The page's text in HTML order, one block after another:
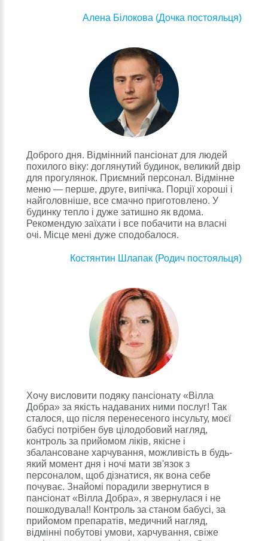
Алена Білокова (Дочка постояльця)
Доброго дня. Відмінний пансіонат для людей
похилого віку: доглянутий будинок, великий двір
для прогулянок. Приємний персонал. Відмінне
меню — перше, друге, випічка. Порції хороші і
найголовніше, все смачно приготовлено. У
будинку тепло і дуже затишно як вдома.
Рекомендую заїхати і все побачити на власні
очі. Місце мені дуже сподобалося.
Костянтин Шлапак (Родич постояльця)
Хочу висловити подяку пансіонату «Вілла
Добра» за якість надаваних ними послуг! Так
сталося, що після перенесеного інсульту, моєї
бабусі потрібен був цілодобовий нагляд,
контроль за прийомом ліків, якісне і
збалансоване харчування, можливість в будь-
який момент дня і ночі мати зв'язок з
персоналом, щоб дізнатися, як вона себе
почуває. Знайомі порадили звернутися в
пансіонат «Вілла Добра», я звернулася і не
пошкодувала!! Контроль за станом бабусі, за
прийомом препаратів, медичний нагляд,
відмінні побутові умови, харчування, свіже